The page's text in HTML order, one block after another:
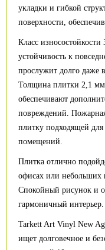
укладки и гибкой
поверхности,
Класс износостойкости
устойчивость к
прослужит долго даже
Толщина плитки 2,1
обеспечивают
повреждений.
плитку подходящей
помещений.
Плитка отлично
офисах или небольших
Спокойный рисунок и
гармоничный интерьер.
Tarkett Art Vinyl New
ищет долговечное и